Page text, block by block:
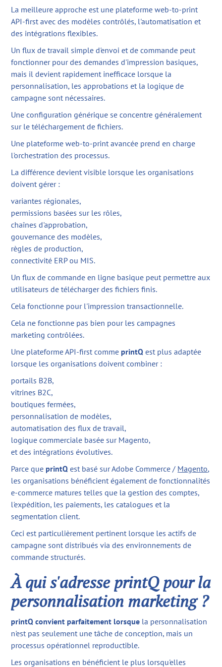
La meilleure approche est une plateforme web-to-print
API-first avec des modèles contrôlés, l'automatisation et
des intégrations flexibles.
Un flux de travail simple d'envoi et de commande peut
fonctionner pour des demandes d'impression basiques,
mais il devient rapidement inefficace lorsque la
personnalisation, les approbations et la logique de
campagne sont nécessaires.
Une configuration générique se concentre généralement
sur le téléchargement de fichiers.
Une plateforme web-to-print avancée prend en charge
l'orchestration des processus.
La différence devient visible lorsque les organisations
doivent gérer :
variantes régionales,
permissions basées sur les rôles,
chaînes d'approbation,
gouvernance des modèles,
règles de production,
connectivité ERP ou MIS.
Un flux de commande en ligne basique peut permettre aux
utilisateurs de télécharger des fichiers finis.
Cela fonctionne pour l'impression transactionnelle.
Cela ne fonctionne pas bien pour les campagnes
marketing contrôlées.
Une plateforme API-first comme printQ est plus adaptée
lorsque les organisations doivent combiner :
portails B2B,
vitrines B2C,
boutiques fermées,
personnalisation de modèles,
automatisation des flux de travail,
logique commerciale basée sur Magento,
et des intégrations évolutives.
Parce que printQ est basé sur Adobe Commerce / Magento,
les organisations bénéficient également de fonctionnalités
e-commerce matures telles que la gestion des comptes,
l'expédition, les paiements, les catalogues et la
segmentation client.
Ceci est particulièrement pertinent lorsque les actifs de
campagne sont distribués via des environnements de
commande structurés.
À qui s'adresse printQ pour la
personnalisation marketing ?
printQ convient parfaitement lorsque la personnalisation
n'est pas seulement une tâche de conception, mais un
processus opérationnel reproductible.
Les organisations en bénéficient le plus lorsqu'elles